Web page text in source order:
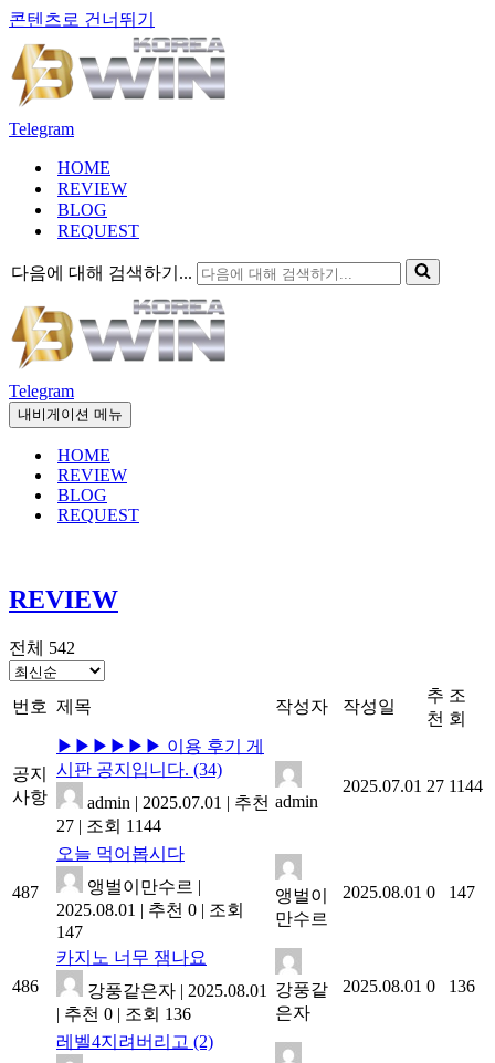
콘텐츠로 건너뛰기
Telegram
HOME
REVIEW
BLOG
REQUEST
다음에 대해 검색하기...
Telegram
내비게이션 메뉴
HOME
REVIEW
BLOG
REQUEST
REVIEW
전체 542
번호 제목 작성자 작성일
추
천
조
회
공지
사항
▶▶▶▶▶▶ 이용 후기 게
시판 공지입니다. (34)
admin | 2025.07.01 | 추천
27 | 조회 1144
admin
2025.07.01 27 1144
487
오늘 먹어봅시다
앵벌이만수르 |
2025.08.01 | 추천 0 | 조회
147
앵벌이
만수르
2025.08.01 0 147
486
카지노 너무 잼나요
강풍같은자 | 2025.08.01
| 추천 0 | 조회 136
강풍같
은자
2025.08.01 0 136
레벨4지려버리고 (2)